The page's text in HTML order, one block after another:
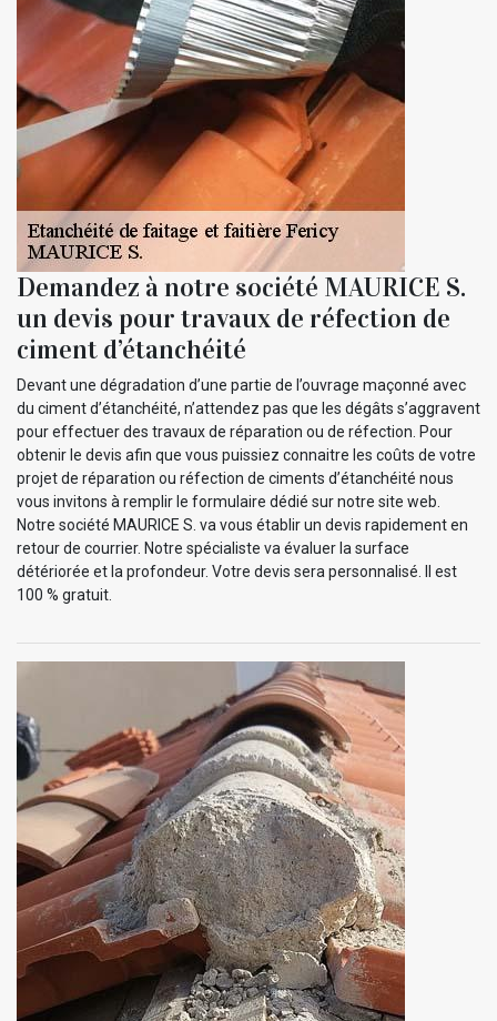
Demandez à notre société MAURICE S.
un devis pour travaux de réfection de
ciment d’étanchéité
Devant une dégradation d’une partie de l’ouvrage maçonné avec
du ciment d’étanchéité, n’attendez pas que les dégâts s’aggravent
pour effectuer des travaux de réparation ou de réfection. Pour
obtenir le devis afin que vous puissiez connaitre les coûts de votre
projet de réparation ou réfection de ciments d’étanchéité nous
vous invitons à remplir le formulaire dédié sur notre site web.
Notre société MAURICE S. va vous établir un devis rapidement en
retour de courrier. Notre spécialiste va évaluer la surface
détériorée et la profondeur. Votre devis sera personnalisé. Il est
100 % gratuit.